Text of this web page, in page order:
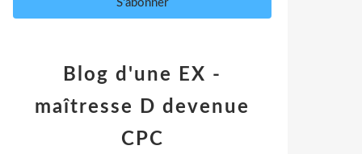
Blog d'une EX -
maîtresse D devenue
CPC